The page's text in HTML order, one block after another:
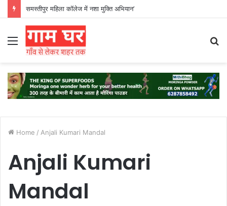
समस्तीपुर महिला कॉलेज में नशा मुक्ति अभियान’
Menu
Home / Anjali Kumari Mandal
Anjali Kumari
Mandal